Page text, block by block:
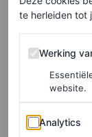
te herleiden tot
Werking van
Werking
website.
Analytics
Analytics